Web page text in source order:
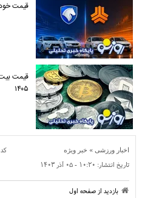
قیمت خودرو در
۱۴۰۵
اخبار ورزشی » خبر ویژه
تاریخ انتشار: ۱۰:۲۰ - ۰۵ آذر ۱۴۰۳
بازدید از صفحه اول